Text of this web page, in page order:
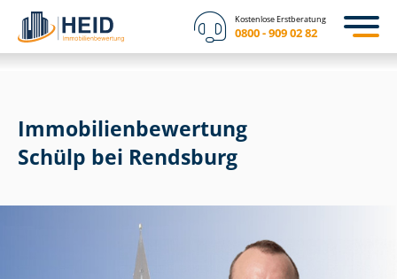
Kostenlose Erstberatung
0800 - 909 02 82
Immobilien­bewertung
Schülp bei Rendsburg